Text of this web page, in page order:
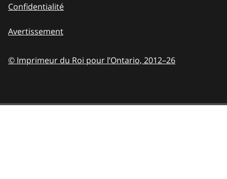
Confidentialité
Avertissement
© Imprimeur du Roi pour l’Ontario, 2012–26